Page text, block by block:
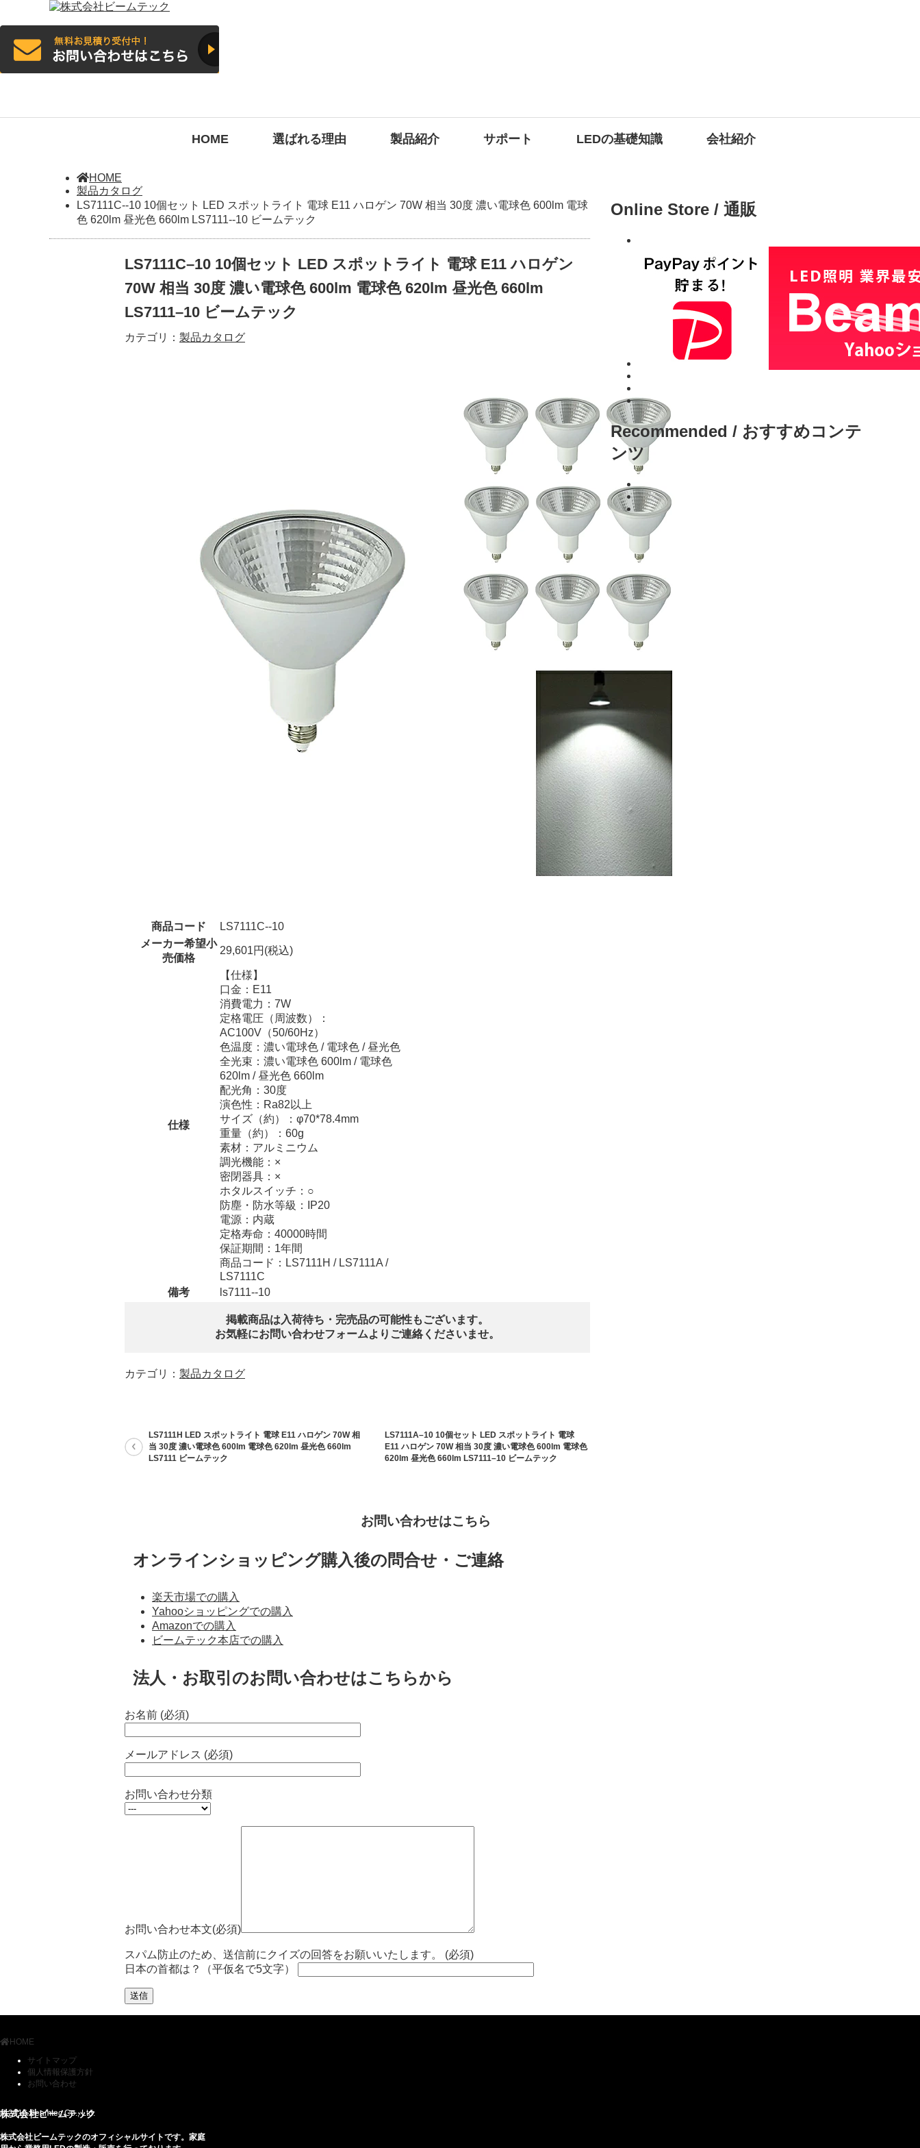
HOME 選ばれる理由 製品紹介 サポート LEDの基礎知識 会社紹介
HOME
製品カタログ
LS7111C--10 10個セット LED スポットライト 電球 E11 ハロゲン 70W 相当 30度 濃い電球色 600lm 電球
色 620lm 昼光色 660lm LS7111--10 ビームテック
LS7111C–10 10個セット LED スポットライト 電球 E11 ハロゲン
70W 相当 30度 濃い電球色 600lm 電球色 620lm 昼光色 660lm
LS7111–10 ビームテック
カテゴリ： 製品カタログ
商品コード
LS7111C--10
メーカー希望小
売価格
29,601円(税込)
仕様
【仕様】
口金：E11
消費電力：7W
定格電圧（周波数）：
AC100V（50/60Hz）
色温度：濃い電球色 / 電球色 / 昼光色
全光束：濃い電球色 600lm / 電球色
620lm / 昼光色 660lm
配光角：30度
演色性：Ra82以上
サイズ（約）：φ70*78.4mm
重量（約）：60g
素材：アルミニウム
調光機能：×
密閉器具：×
ホタルスイッチ：○
防塵・防水等級：IP20
電源：内蔵
定格寿命：40000時間
保証期間：1年間
商品コード：LS7111H / LS7111A /
LS7111C
備考
ls7111--10
掲載商品は入荷待ち・完売品の可能性もございます。
お気軽にお問い合わせフォームよりご連絡くださいませ。
カテゴリ： 製品カタログ
LS7111H LED スポットライト 電球 E11 ハロゲン 70W 相
当 30度 濃い電球色 600lm 電球色 620lm 昼光色 660lm
LS7111 ビームテック
LS7111A–10 10個セット LED スポットライト 電球
E11 ハロゲン 70W 相当 30度 濃い電球色 600lm 電球色
620lm 昼光色 660lm LS7111–10 ビームテック
お問い合わせはこちら
オンラインショッピング購入後の問合せ・ご連絡
楽天市場での購入
Yahooショッピングでの購入
Amazonでの購入
ビームテック本店での購入
法人・お取引のお問い合わせはこちらから
お名前 (必須)
メールアドレス (必須)
お問い合わせ分類
お問い合わせ本文(必須)
スパム防止のため、送信前にクイズの回答をお願いいたします。 (必須)
日本の首都は？（平仮名で5文字）
Online Store / 通販
Recommended / おすすめコンテ
ンツ
HOME
サイトマップ
個人情報保護方針
お問い合わせ
株式会社ビームテック
株式会社ビームテックのオフィシャルサイトです。家庭
© 2016 Beamtec Co., Ltd.